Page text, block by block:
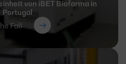
von iBET Biofarma in
Portugal
Fall